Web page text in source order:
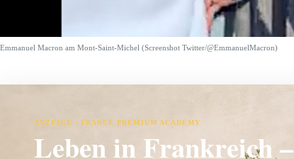
Emmanuel Macron am Mont-Saint-Michel (Screenshot Twitter/@EmmanuelMacron)
ANZEIGE · FRANCE PREMIUM ACADEMY
Leben in Frankreich –